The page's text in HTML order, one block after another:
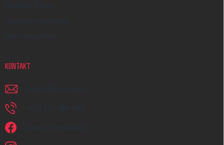
Kreativní Česko
Hodnocení obchodu
Moje objednávka
KONTAKT
napiste @ earplugs.cz
+420 731 389 483
Jsme na Facebooku!